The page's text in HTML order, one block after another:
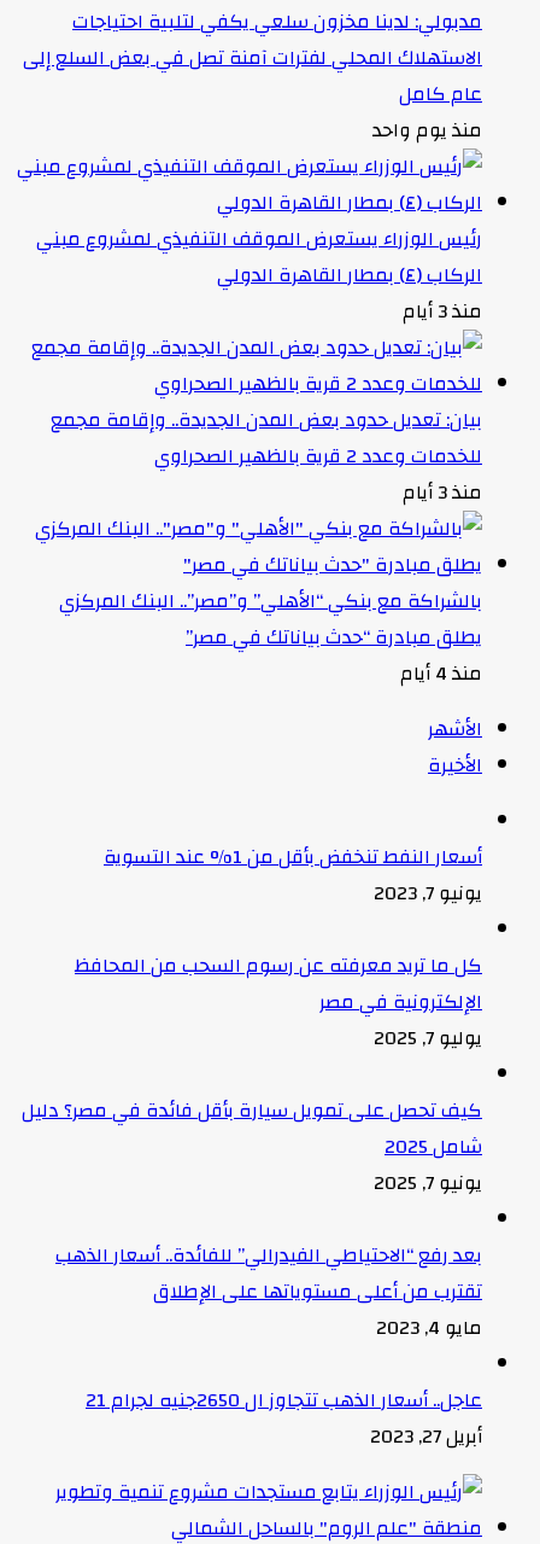
مدبولي: لدينا مخزون سلعي يكفي لتلبية احتياجات
الاستهلاك المحلي لفترات آمنة تصل في بعض السلع إلى
عام كامل
منذ يوم واحد
رئيس الوزراء يستعرض الموقف التنفيذي لمشروع مبني
الركاب (٤) بمطار القاهرة الدولي
منذ 3 أيام
بيان: تعديل حدود بعض المدن الجديدة.. وإقامة مجمع
للخدمات وعدد 2 قرية بالظهير الصحراوي
منذ 3 أيام
بالشراكة مع بنكي “الأهلي” و”مصر”.. البنك المركزي
يطلق مبادرة “حدث بياناتك في مصر”
منذ 4 أيام
الأشهر
الأخيرة
أسعار النفط تنخفض بأقل من 1% عند التسوية
يونيو 7, 2023
كل ما تريد معرفته عن رسوم السحب من المحافظ
الإلكترونية في مصر
يوليو 7, 2025
كيف تحصل على تمويل سيارة بأقل فائدة في مصر؟ دليل
شامل 2025
يونيو 7, 2025
بعد رفع “الاحتياطي الفيدرالي” للفائدة.. أسعار الذهب
تقترب من أعلى مستوياتها على الإطلاق
مايو 4, 2023
عاجل.. أسعار الذهب تتجاوز ال 2650جنيه لجرام 21
أبريل 27, 2023